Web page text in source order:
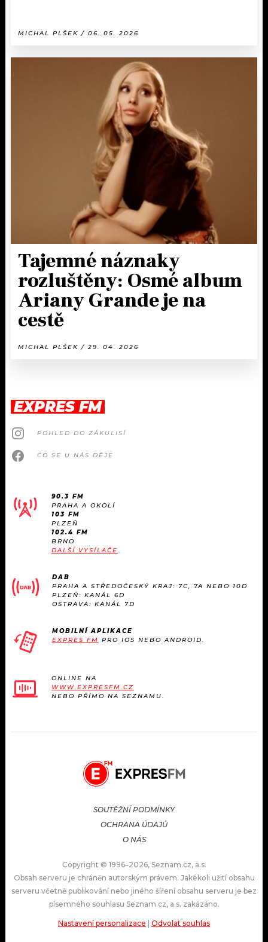
MICHAL PLŠEK / 06. 05. 2026
Tajemné náznaky
rozluštěny: Osmé album
Ariany Grande je na
cestě
MICHAL PLŠEK / 29. 04. 2026
EXPRES FM
POHLED DO ZÁKULISÍ
CO SE U NÁS DĚJE
90.3 FM
PRAHA A OKOLÍ
103 FM
PLZEŇ
102.4 FM
BRNO
DALŠÍ VYSÍLAČE
DAB
PRAHA A STŘEDOČESKÝ KRAJ: 7C, 7A NEBO 10D
PLZEŇ: KANÁL 6D
OSTRAVA: KANÁL 7D
MOBILNÍ APLIKACE
EXPRES FM PRO IOS NEBO ANDROID.
ONLINE NA
WWW.EXPRESFM.CZ
NEBO PŘÍMO NA SEZNAMU.
SOUTĚŽNÍ PODMÍNKY
OCHRANA ÚDAJŮ
O NÁS
Copyright © 1996–2026, Seznam.cz, a.s.
Obsah serveru je chráněn autorským právem. Jakékoli užití obsahu
serveru včetně publikování nebo jiného šíření obsahu serveru je bez
písemného souhlasu Seznam.cz, a.s. zakázáno.
Nastavení personalizace Odvolat souhlas